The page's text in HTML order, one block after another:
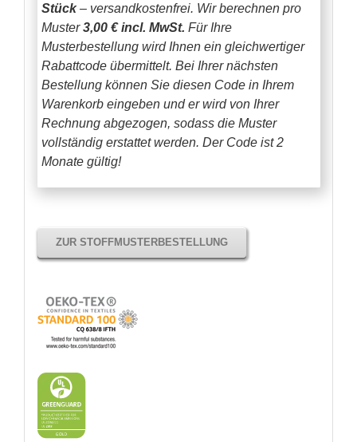
Stück– versandkostenfrei. Wir berechnen pro
Muster3,00 € incl. MwSt. Für Ihre
Musterbestellung wird Ihnen ein gleichwertiger
Rabattcode übermittelt. Bei Ihrer nächsten
Bestellung können Sie diesen Code in Ihrem
Warenkorb eingeben und er wird von Ihrer
Rechnung abgezogen, sodass die Muster
vollständig erstattet werden. Der Code ist 2
Monate gültig!
ZUR STOFFMUSTERBESTELLUNG